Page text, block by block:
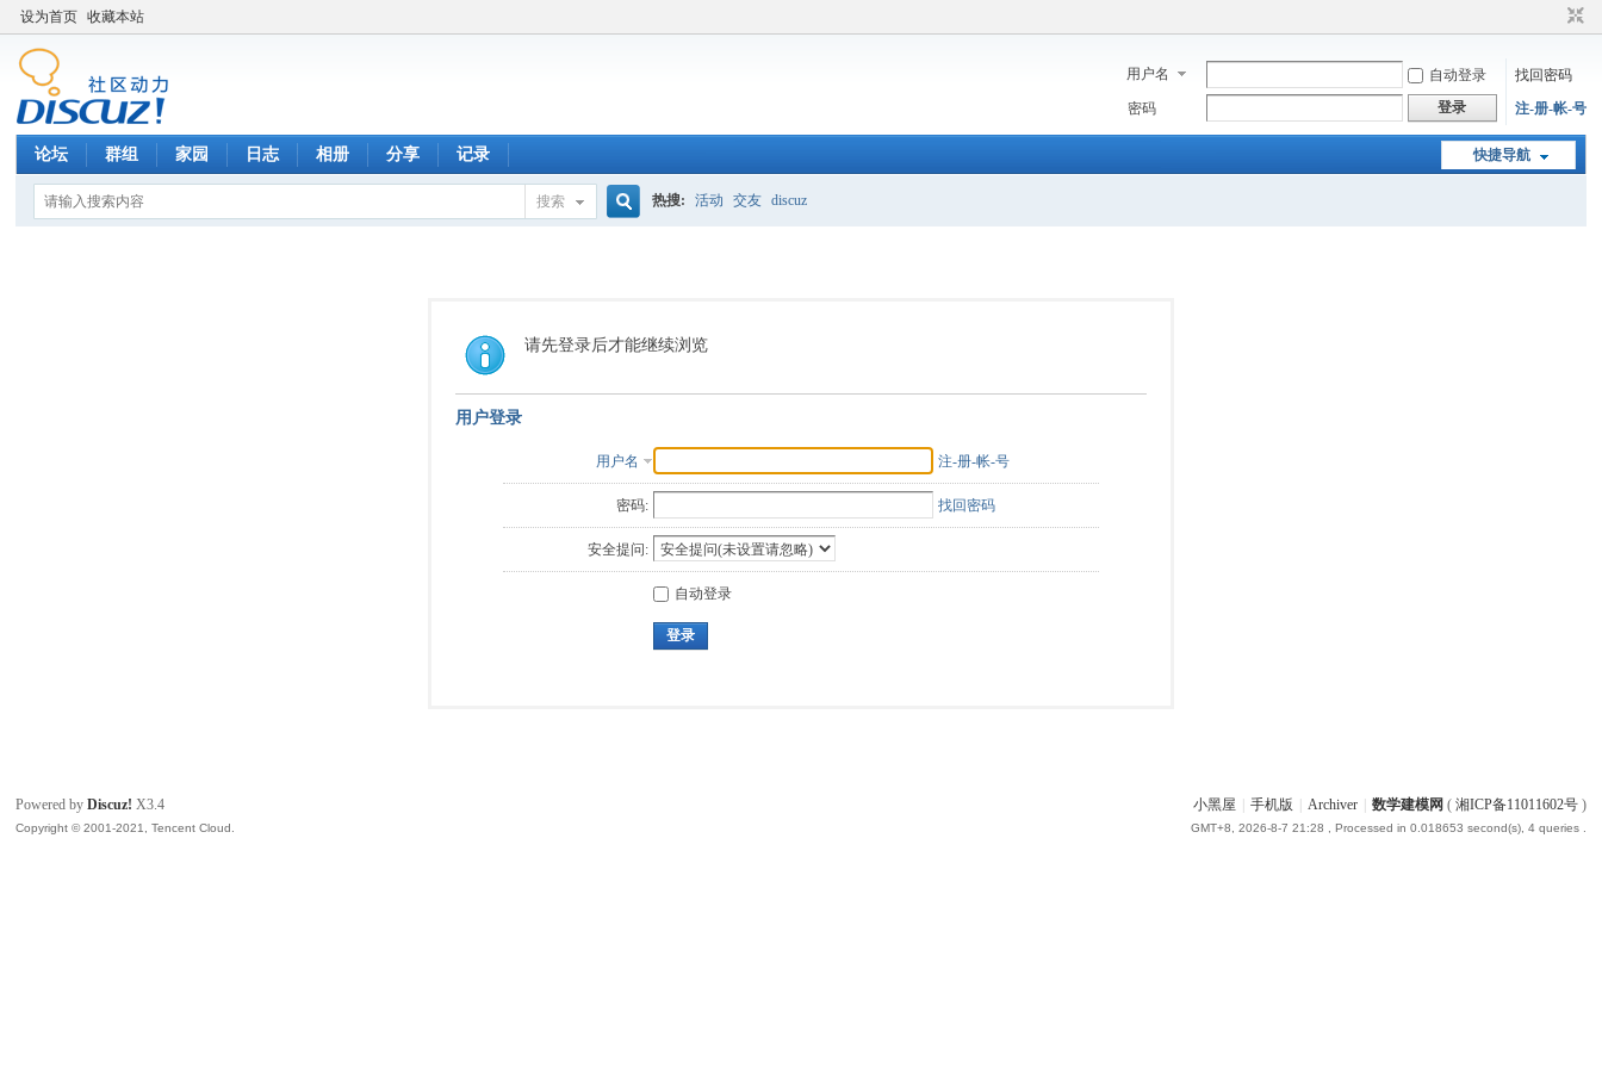
设为首页 收藏本站
用户名 自动登录
找回密码
密码
登录 注-册-帐-号
快捷导航
论坛 群组 家园 日志 相册 分享 记录
搜索
索
热搜: 活动 交友 discuz
请先登录后才能继续浏览
用户登录
用户名 注-册-帐-号
密码: 找回密码
安全提问:
自动登录
登录
小黑屋 手机版 Archiver 数学建模网 ( 湘ICP备11011602号)
GMT+8, 2026-8-7 21:28 , Processed in 0.018653 second(s), 4 queries .
Powered byDiscuz! X3.4
Copyright © 2001-2021, Tencent Cloud.